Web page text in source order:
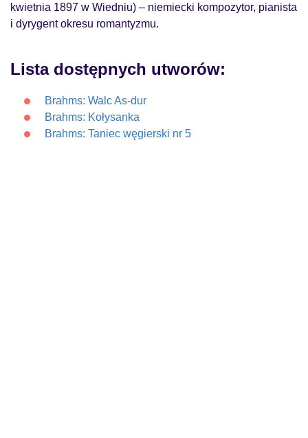
kwietnia 1897 w Wiedniu) – niemiecki kompozytor, pianista
i dyrygent okresu romantyzmu.
Lista dostępnych utworów:
Brahms: Walc As-dur
Brahms: Kołysanka
Brahms: Taniec węgierski nr 5